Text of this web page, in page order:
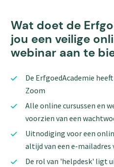
Wat doet de
jou een veilige
webinar aan te
De ErfgoedAcademie
Zoom
Alle online cursussen en
voorzien van een
Uitnodiging voor een
altijd van een e-mailadres
De rol van 'helpdesk' ligt